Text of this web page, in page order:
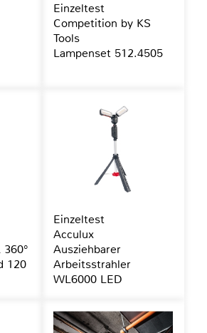
Einzeltest
Competition by KS
Tools
Lampenset 512.4505
120
Einzeltest
Acculux
Ausziehbarer
Arbeitsstrahler
WL6000 LED